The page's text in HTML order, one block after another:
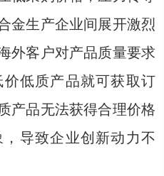
金生产企业间展开激烈
外客户对产品质量要求
低质产品就可获取订
产品无法获得合理价格
导致企业创新动力不